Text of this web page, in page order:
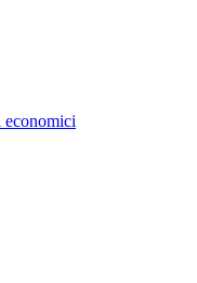
economici